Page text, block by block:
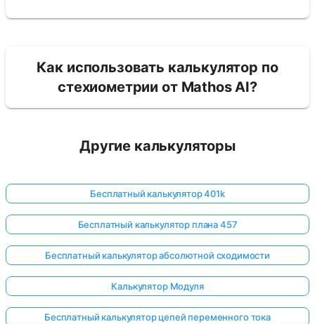
Как использовать калькулятор по
стехиометрии от Mathos AI?
Другие калькуляторы
Бесплатный калькулятор 401k
Бесплатный калькулятор плана 457
Бесплатный калькулятор абсолютной сходимости
Калькулятор Модуля
Бесплатный калькулятор цепей переменного тока